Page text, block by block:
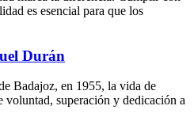
es esencial para que los
Durán
Badajoz, en 1955, la vida de
superación y dedicación a